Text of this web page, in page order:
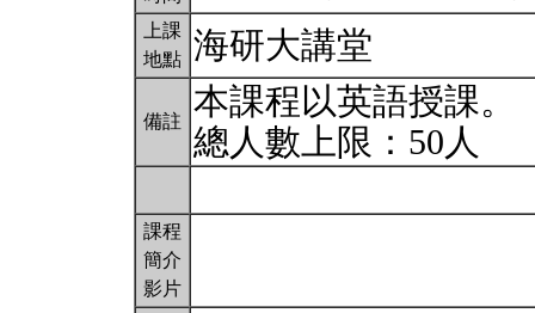
上課
地點 海研大講堂
備註
本課程以英語授課。
總人數上限：50人
課程
簡介
影片